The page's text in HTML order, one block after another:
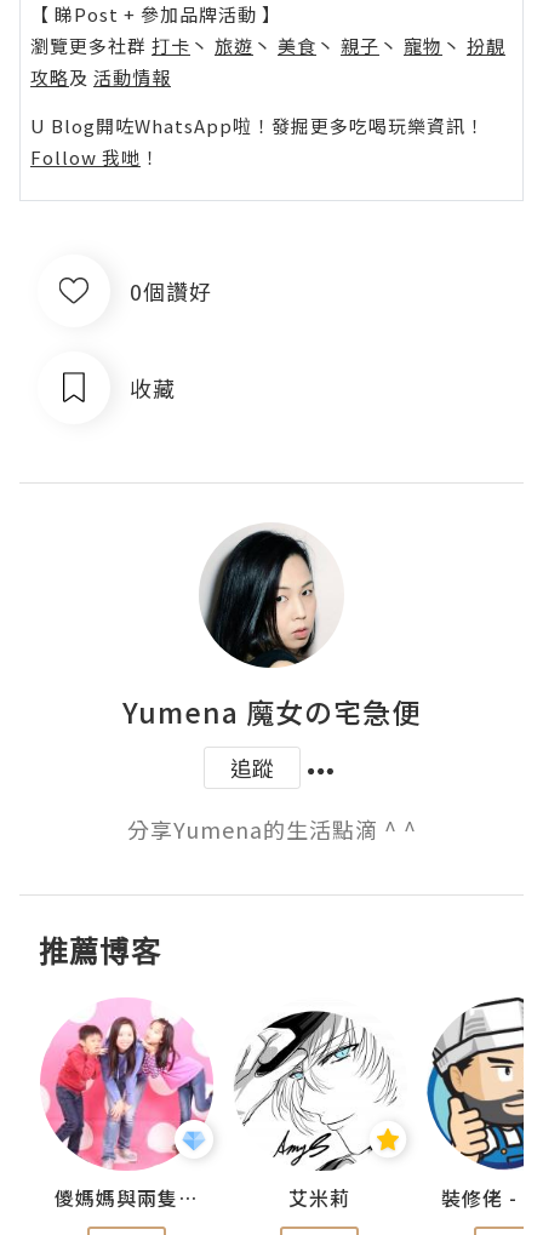
【 睇Post + 參加品牌活動 】
瀏覽更多社群 打卡 丶 旅遊 丶 美食 丶 親子 丶 寵物 丶 扮靚
攻略及 活動情報
U Blog開咗WhatsApp啦！發掘更多吃喝玩樂資訊！
Follow 我哋 ！
0個讚好
收藏
Yumena 魔女の宅急便
追蹤
分享Yumena的生活點滴 ^ ^
推薦博客
儍媽媽與兩隻小魔怪之家 艾米莉